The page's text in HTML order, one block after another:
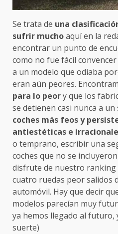
Se trata de una
sufrir muchoaquí en la
encontrar un punto de
como no fue fácil
a un modelo que odiaba
eran aún peores.
para lo peory que los
se detienen casi nunca a
coches más feos y
antiestéticas e
o temprano, escribir una
coches que no se
disfrute de nuestro ranking
cuatro ruedas peor salidos
automóvil. Hay que decir
modelos parecían muy
ya hemos llegado al futuro,
suerte)